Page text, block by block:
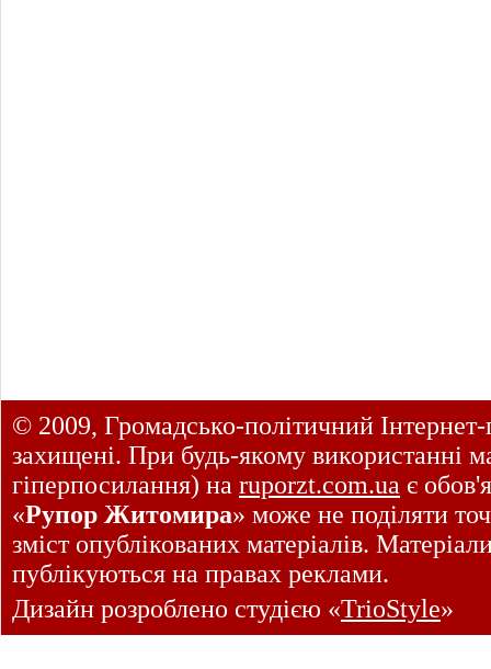
© 2009, Громадсько-політичний
захищені. При будь-якому використанні
гіперпосилання) на ruporzt.com.ua є
«Рупор Житомира» може не поділяти
зміст опублікованих матеріалів.
публікуються на правах реклами.
Дизайн розроблено студією «TrioStyle»